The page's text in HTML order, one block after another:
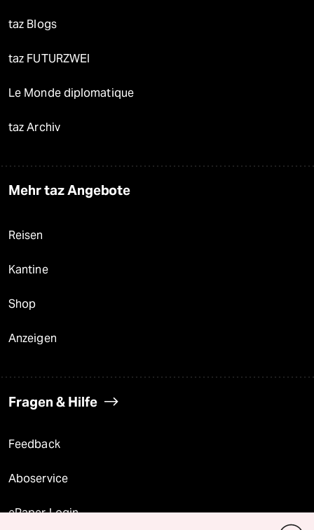
taz Blogs
taz FUTURZWEI
Le Monde diplomatique
taz Archiv
Mehr taz Angebote
Reisen
Kantine
Shop
Anzeigen
Fragen & Hilfe
Feedback
Aboservice
ePaper Login